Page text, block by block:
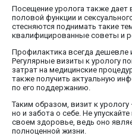
Посещение уролога также
половой функции и
стесняются поднимать такие
квалифицированные советы и
Профилактика всегда дешевле
Регулярные визиты к урологу
затрат на медицинские
также получить актуальную
по его поддержанию.
Таким образом, визит к
но и забота о себе. Не
своем здоровье, ведь оно
полноценной жизни.